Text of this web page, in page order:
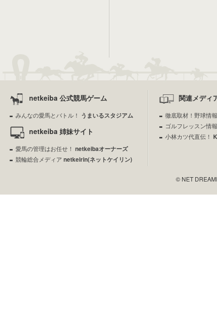
netkeiba 公式競馬ゲーム
みんなの愛馬とバトル！ うまいるスタジアム
netkeiba 姉妹サイト
愛馬の管理はお任せ！ netkeibaオーナーズ
競輪総合メディア netkeirin(ネットケイリン)
関連メディ
徹底取材！野球情
ゴルフレッスン情
小林カツ代直伝！
© NET